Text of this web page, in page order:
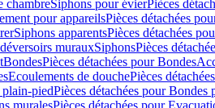
chambreSiphons pour évierPièces
pour appareilsPièces détachées
Siphons apparentsPièces détachées
murauxSiphonsPièces
BondesPièces détachées pour Bondes
Ecoulements de douchePièces
piedPièces détachées pour
muralesPièces détachées pour